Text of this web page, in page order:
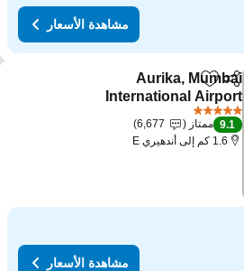
مشاهدة الأسعار
مشاركةAdd to favorites
Aurika, Mumbai
International Airport
9.1 ممتاز
6,677
1.6 كم إلى أندهيري E
مشاهدة الأسعار